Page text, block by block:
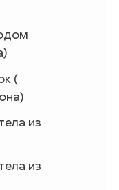
(
из
из